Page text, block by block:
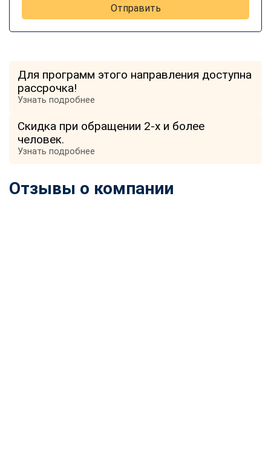
Отправить
Для программ этого направления доступна
рассрочка!
Узнать подробнее
Скидка при обращении 2-х и более
человек.
Узнать подробнее
Отзывы о компании